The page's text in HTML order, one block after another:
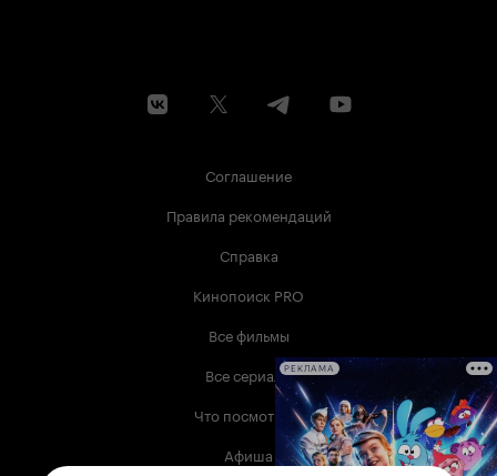
Соглашение
Правила рекомендаций
Справка
Кинопоиск PRO
Все фильмы
Все сериалы
Что посмотреть
Афиша
РЕКЛАМА